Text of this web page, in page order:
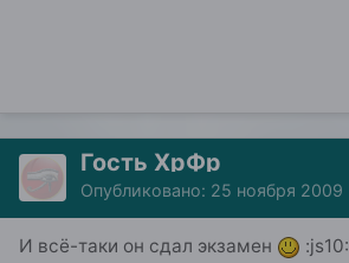
Гость ХрФр
Опубликовано: 25 ноября 2009
И всё-таки он сдал экзамен :js10: